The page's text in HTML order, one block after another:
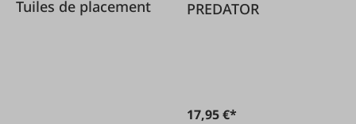
Tuiles de placement
PREDATOR
17,95 €*